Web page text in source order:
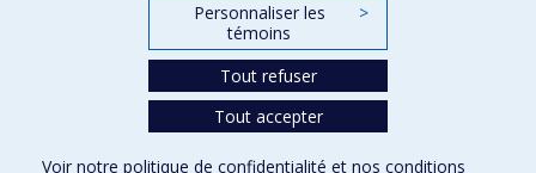
Personnaliser les
témoins
>
Tout refuser
Tout accepter
Voir notre politique de confidentialité et nos conditions